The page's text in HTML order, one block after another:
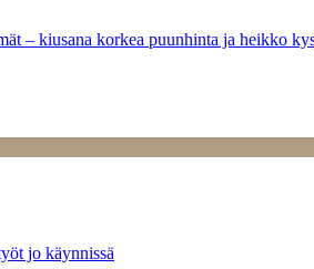
– kiusana korkea puunhinta ja heikko
jo käynnissä